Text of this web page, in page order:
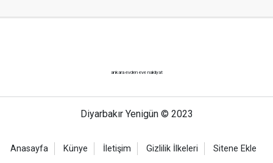
ankara evden eve nakliyat
Diyarbakır Yenigün © 2023
Anasayfa Künye İletişim Gizlilik İlkeleri Sitene Ekle